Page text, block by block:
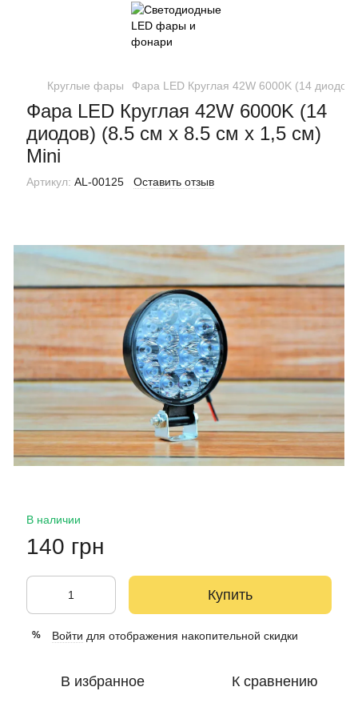
Круглые фары Фара LED Круглая 42W 6000K (14
Фара LED Круглая 42W 6000K (14
диодов) (8.5 см х 8.5 см х 1,5 см)
Mini
Артикул: AL-00125 Оставить отзыв
В наличии
140 грн
Купить
% Войти для отображения накопительной скидки
В избранное К сравнению